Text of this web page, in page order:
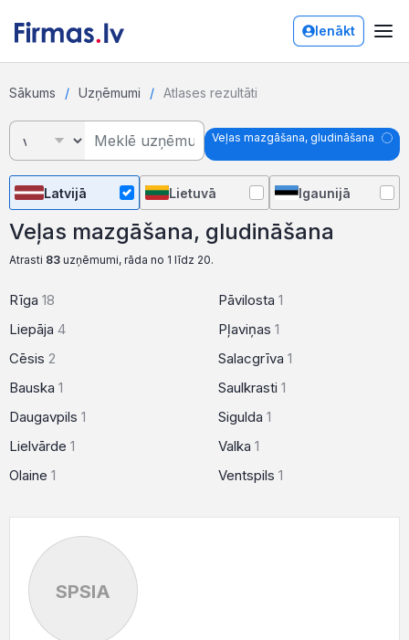
Ienākt
Sākums Uzņēmumi Atlases rezultāti
Veļas mazgāšana, gludināšana
Latvijā Lietuvā Igaunijā
Veļas mazgāšana, gludināšana
Atrasti 83 uzņēmumi, rāda no 1 līdz 20.
Rīga 18
Liepāja 4
Cēsis 2
Bauska 1
Daugavpils 1
Lielvārde 1
Olaine 1
Pāvilosta 1
Pļaviņas 1
Salacgrīva 1
Saulkrasti 1
Sigulda 1
Valka 1
Ventspils 1
SPSIA